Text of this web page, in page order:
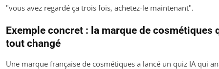
"vous avez regardé ça trois fois, achetez-le maintenant".
Exemple concret : la marque de cosmétiques
tout changé
Une marque française de cosmétiques a lancé un quiz IA qui